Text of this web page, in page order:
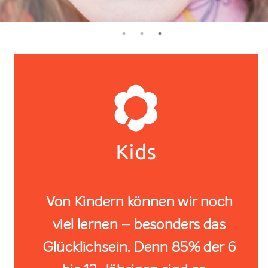
Von Kindern können wir noch
viel lernen – besonders das
Glücklichsein. Denn 85% der 6